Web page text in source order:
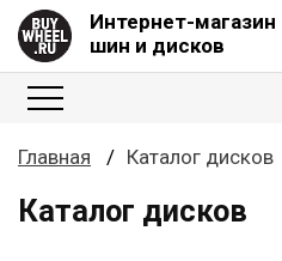
Интернет-магазин
шин и дисков
Главная Каталог дисков
Каталог дисков